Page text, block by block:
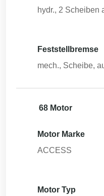
hydr., 2 Scheiben
Feststellbremse
mech., Scheibe,
68 Motor
Motor Marke
ACCESS
Motor Typ